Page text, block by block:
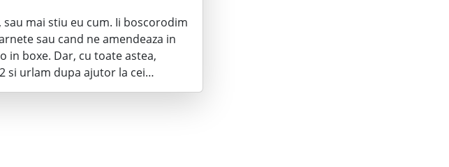
mai stiu eu cum. Ii boscorodim
sau cand ne amendeaza in
in boxe. Dar, cu toate astea,
si urlam dupa ajutor la cei…